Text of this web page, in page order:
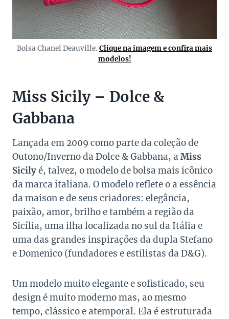
Bolsa Chanel Deauville. Clique na imagem e confira mais
modelos!
Miss Sicily – Dolce &
Gabbana
Lançada em 2009 como parte da coleção de
Outono/Inverno da Dolce & Gabbana, a Miss
Sicilyé, talvez, o modelo de bolsa mais icônico
da marca italiana. O modelo reflete o a essência
da maison e de seus criadores: elegância,
paixão, amor, brilho e também a região da
Sicília, uma ilha localizada no sul da Itália e
uma das grandes inspirações da dupla Stefano
e Domenico (fundadores e estilistas da D&G).
Um modelo muito elegante e sofisticado, seu
design é muito moderno mas, ao mesmo
tempo, clássico e atemporal. Ela é estruturada